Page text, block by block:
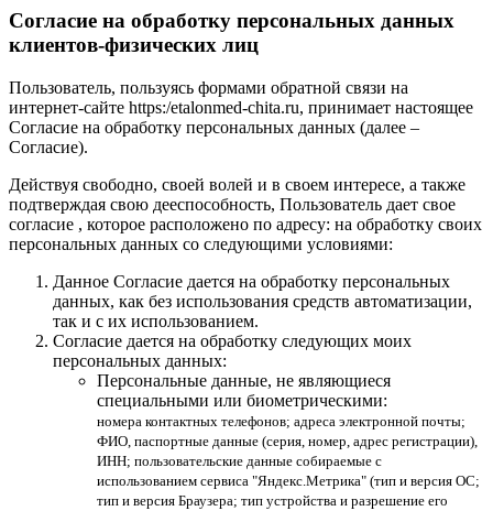
Согласие на обработку персональных данных
клиентов-физических лиц
Пользователь, пользуясь формами обратной связи на
интернет-сайте https:/etalonmed-chita.ru, принимает настоящее
Согласие на обработку персональных данных (далее –
Согласие).
Действуя свободно, своей волей и в своем интересе, а также
подтверждая свою дееспособность, Пользователь дает свое
согласие , которое расположено по адресу: на обработку своих
персональных данных со следующими условиями:
Данное Согласие дается на обработку персональных
данных, как без использования средств автоматизации,
так и с их использованием.
Согласие дается на обработку следующих моих
персональных данных:
Персональные данные, не являющиеся
специальными или биометрическими:
номера контактных телефонов; адреса электронной почты;
ФИО, паспортные данные (серия, номер, адрес регистрации),
ИНН; пользовательские данные собираемые с
использованием сервиса "Яндекс.Метрика" (тип и версия ОС;
тип и версия Браузера; тип устройства и разрешение его